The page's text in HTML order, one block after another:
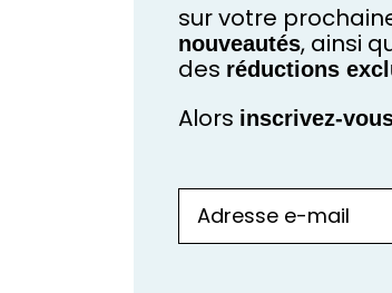
sur votre
nouveautés, ainsi
des réductions
Alors inscrivez-